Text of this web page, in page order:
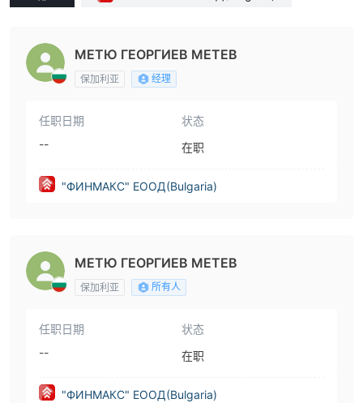
МЕТЮ ГЕОРГИЕВ МЕТЕВ
保加利亚 经理
任职日期
--
状态
在职
"ФИНМАКС" ЕООД(Bulgaria)
МЕТЮ ГЕОРГИЕВ МЕТЕВ
保加利亚 所有人
任职日期
--
状态
在职
"ФИНМАКС" ЕООД(Bulgaria)